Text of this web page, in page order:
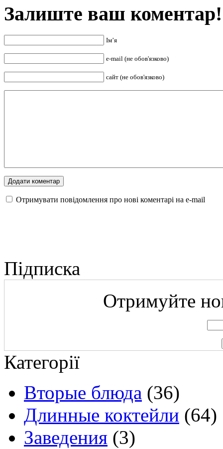
Залиште ваш коментар!
Ім’я
e-mail (не обов'язково)
сайт (не обов'язково)
Отримувати повідомлення про нові коментарі на е-mail
Підписка
Отримуйте
Категорії
Вторые блюда (36)
Длинные коктейли (64)
Заведения (3)